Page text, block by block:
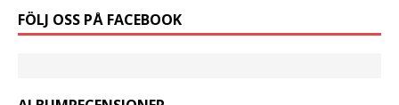
FÖLJ OSS PÅ FACEBOOK